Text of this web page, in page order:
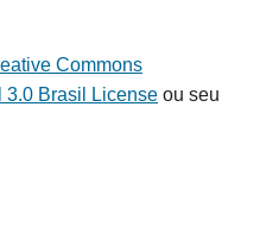
Commons
3.0 Brasil Licenseou seu